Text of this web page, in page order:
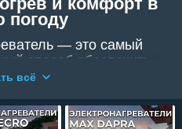
— это самый
способ обеспечить
воды в вашем
ассортимент
ведущих мировых
всё